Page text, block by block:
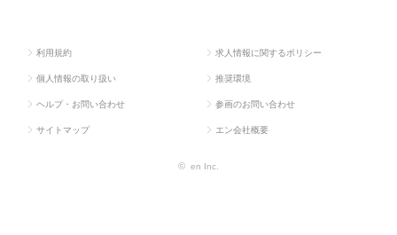
利用規約 求人情報に関するポリシー
個人情報の取り扱い 推奨環境
ヘルプ・お問い合わせ 参画のお問い合わせ
サイトマップ エン会社概要
© en Inc.